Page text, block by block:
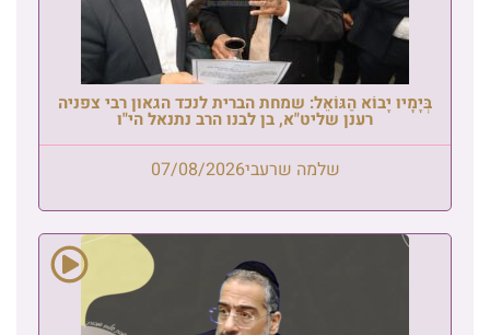
בְּיָמָיו יָבוֹא הַגּוֹאֵל: שמחת הברית לנכד הגאון רבי צפניה
רענן שליט"א, בן לבנו הרב נתנאל הי"ו
שלמה שרעבי07/08/2026